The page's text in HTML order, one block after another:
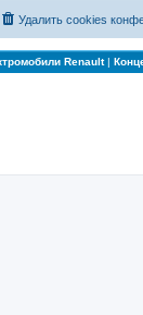
Удалить cookies
Renault|